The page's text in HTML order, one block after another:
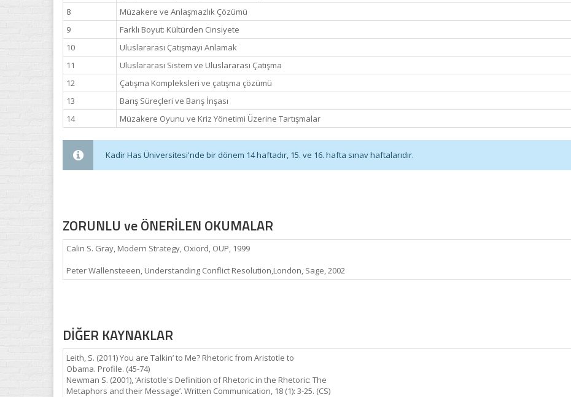
8
Müzakere ve Anlaşmazlık Çözümü
9
Farklı Boyut: Kültürden Cinsiyete
10
Uluslararası Çatışmayı Anlamak
11
Uluslararası Sistem ve Uluslararası Çatışma
12
Çatışma Kompleksleri ve çatışma çözümü
13
Barış Süreçleri ve Barış İnşası
14
Müzakere Oyunu ve Kriz Yönetimi Üzerine Tartışmalar
Kadir Has Üniversitesi'nde bir dönem 14 haftadır, 15. ve 16. hafta sınav haftalarıdır.
ZORUNLU ve ÖNERİLEN OKUMALAR
Calin S. Gray, Modern Strategy, Oxiord, OUP, 1999
Peter Wallensteeen, Understanding Conflict Resolution,London, Sage, 2002
DİĞER KAYNAKLAR
Leith, S. (2011) You are Talkin’ to Me? Rhetoric from Aristotle to
Obama. Profile. (45-74)
Newman S. (2001), ‘Aristotle's Definition of Rhetoric in the Rhetoric: The
Metaphors and their Message’. Written Communication, 18 (1): 3-25. (CS)